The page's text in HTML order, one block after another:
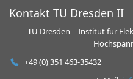
Kontakt TU Dresden II
TU Dresden – Institut für
+49 (0) 351 463-35432